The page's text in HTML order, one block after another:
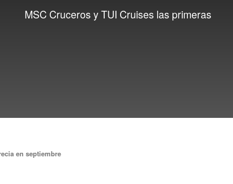
MSC Cruceros y TUI Cruises las primeras
en septiembre